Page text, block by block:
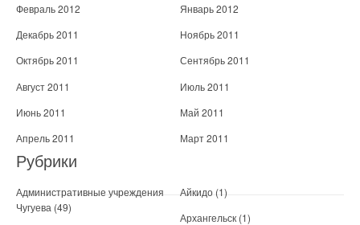
Февраль 2012
Январь 2012
Декабрь 2011
Ноябрь 2011
Октябрь 2011
Сентябрь 2011
Август 2011
Июль 2011
Июнь 2011
Май 2011
Апрель 2011
Март 2011
Рубрики
Административные учреждения
Чугуева (49)
Айкидо (1)
Архангельск (1)